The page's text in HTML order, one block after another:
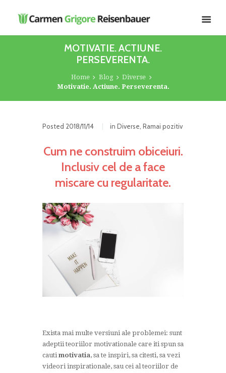
MOTIVATIE. ACTIUNE.
PERSEVERENTA.
Home Blog
Diverse
Motivatie. Actiune. Perseverenta.
Posted 2018/11/14 in Diverse, Ramai pozitiv
Cum ne construim obiceiuri.
Inclusiv cel de a face
miscare cu regularitate.
Exista mai multe versiuni ale problemei: sunt
adeptii teoriilor motivationale care iti spun sa
cautimotivatia, sa te inspiri, sa citesti, sa vezi
videori inspirationale, sau cei al teoriilor de